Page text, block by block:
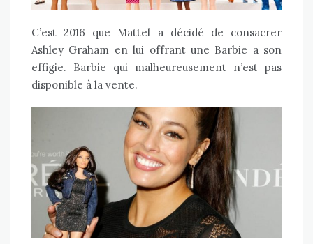
C’est 2016 que Mattel a décidé de consacrer
Ashley Graham en lui offrant une Barbie a son
effigie. Barbie qui malheureusement n’est pas
disponible à la vente.